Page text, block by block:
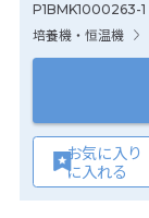
P1BMK1000263-1
培養機・恒温機
お気に入り
に入れる